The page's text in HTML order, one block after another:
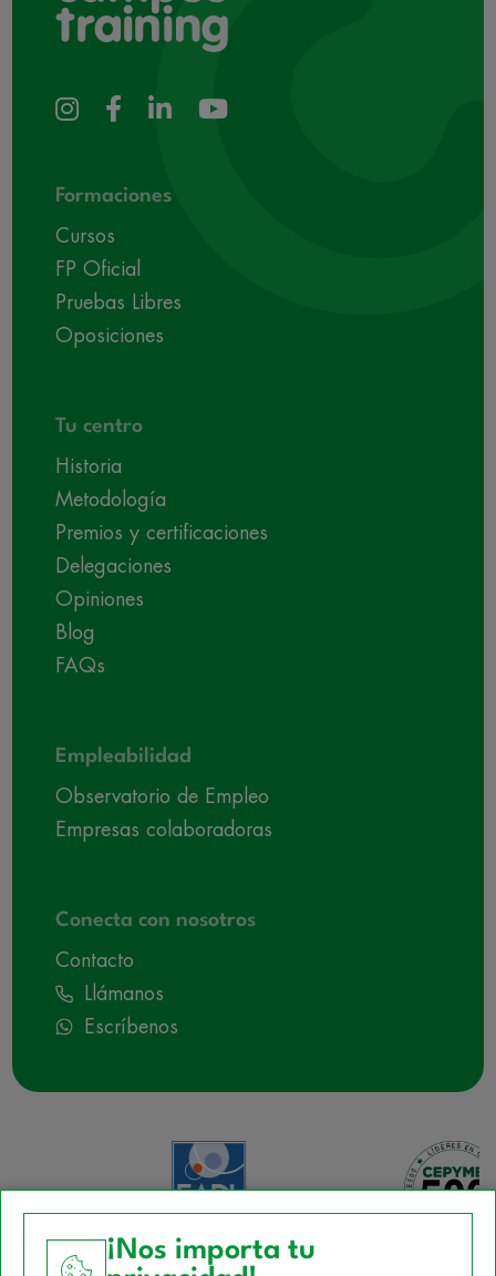
Formaciones
Cursos
FP Oficial
Pruebas Libres
Oposiciones
Tu centro
Historia
Metodología
Premios y certificaciones
Delegaciones
Opiniones
Blog
FAQs
Empleabilidad
Observatorio de Empleo
Empresas colaboradoras
Conecta con nosotros
Contacto
Llámanos
Escríbenos
¡Nos importa tu